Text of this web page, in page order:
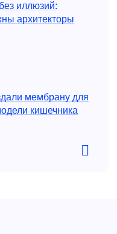
иллюзий:
архитекторы
мембрану для
кишечника